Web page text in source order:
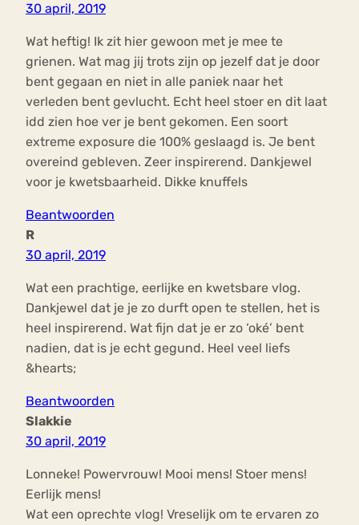
30 april, 2019
Wat heftig! Ik zit hier gewoon met je mee te
grienen. Wat mag jij trots zijn op jezelf dat je door
bent gegaan en niet in alle paniek naar het
verleden bent gevlucht. Echt heel stoer en dit laat
idd zien hoe ver je bent gekomen. Een soort
extreme exposure die 100% geslaagd is. Je bent
overeind gebleven. Zeer inspirerend. Dankjewel
voor je kwetsbaarheid. Dikke knuffels
Beantwoorden
R
30 april, 2019
Wat een prachtige, eerlijke en kwetsbare vlog.
Dankjewel dat je je zo durft open te stellen, het is
heel inspirerend. Wat fijn dat je er zo ‘oké’ bent
nadien, dat is je echt gegund. Heel veel liefs
&hearts;
Beantwoorden
Slakkie
30 april, 2019
Lonneke! Powervrouw! Mooi mens! Stoer mens!
Eerlijk mens!
Wat een oprechte vlog! Vreselijk om te ervaren zo